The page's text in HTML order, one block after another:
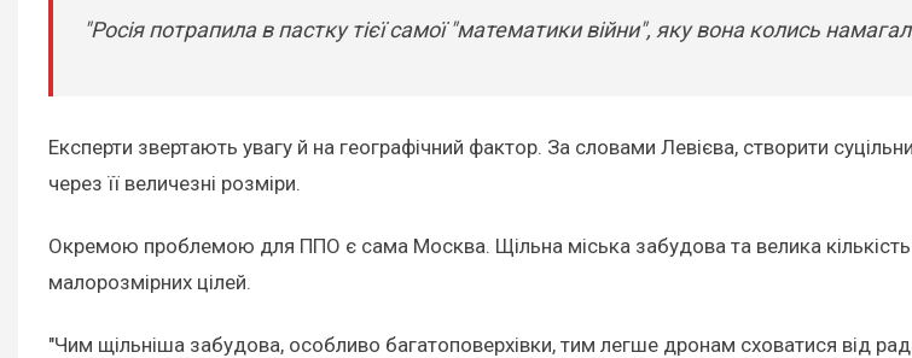
"Росія потрапила в пастку тієї самої "математики війни", яку вона колись
Експерти звертають увагу й на географічний фактор. За словами Левієва, створити
через її величезні розміри.
Окремою проблемою для ППО є сама Москва. Щільна міська забудова та велика
малорозмірних цілей.
"Чим щільніша забудова, особливо багатоповерхівки, тим легше дронам сховатися від